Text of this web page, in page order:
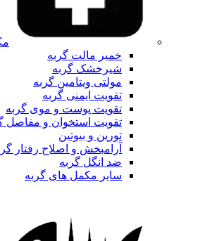
خمیر مالت گربه
شیرخشک گربه
مولتی ویتامین گربه
تقویت ایمنی گربه
تقویت پوست و موی گربه
تقویت استخوان و مفاصل
تورین و بیوتین
آرامبخش و اصلاح رفتار
ضد انگل گربه
سایر مکمل های گربه